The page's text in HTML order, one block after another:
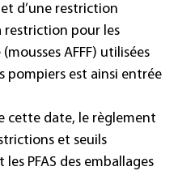
d’une restriction
restriction pour les
(mousses AFFF) utilisées
pompiers est ainsi entrée
cette date, le règlement
et seuils
les PFAS des emballages